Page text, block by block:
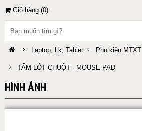
Giỏ hàng (0)
Laptop, Lk, Tablet Phụ kiện MTXT
TẤM LÓT CHUỘT - MOUSE PAD
HÌNH ẢNH